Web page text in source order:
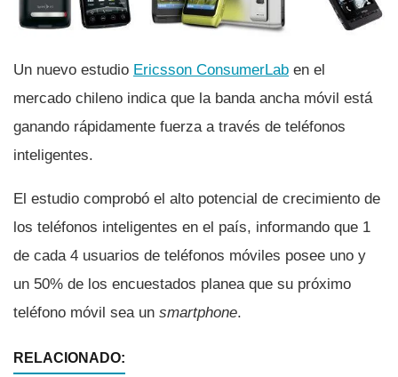
Un nuevo estudio Ericsson ConsumerLab en el
mercado chileno indica que la banda ancha móvil está
ganando rápidamente fuerza a través de teléfonos
inteligentes.
El estudio comprobó el alto potencial de crecimiento de
los teléfonos inteligentes en el paí­s, informando que 1
de cada 4 usuarios de teléfonos móviles posee uno y
un 50% de los encuestados planea que su próximo
teléfono móvil sea un smartphone.
RELACIONADO: